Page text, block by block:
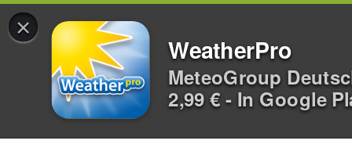
×
WeatherPro
MeteoGroup
2,99 € - In Google